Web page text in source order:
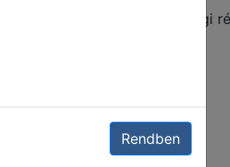
membránzáras,minőségi
között.
Rendben